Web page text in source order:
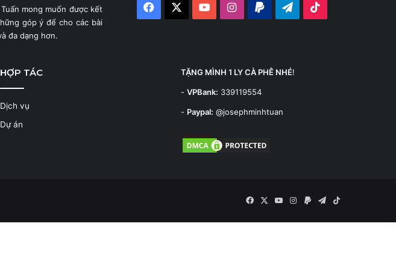
mong muốn được kết
góp ý để cho các bài
đa dạng hơn.
Facebook YouTubeInstagram
PaypalTelegram
HỢP TÁC
Dịch vụ
Dự án
TẶNG MÌNH 1 LY CÀ PHÊ NHÉ!
- VPBank: 339119554
- Paypal: @josephminhtuan
FacebookYouTubeInstagram
PaypalTelegram
TikTok